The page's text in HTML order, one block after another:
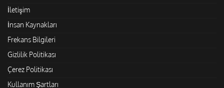
İletişim
İnsan Kaynakları
Frekans Bilgileri
Gizlilik Politikası
Çerez Politikası
Kullanım Şartları